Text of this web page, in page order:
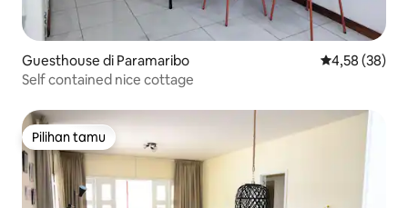
Guesthouse di Paramaribo Nilai rata-rata
4,58 (38)
Self contained nice cottage
Pilihan tamu
Pilihan tamu